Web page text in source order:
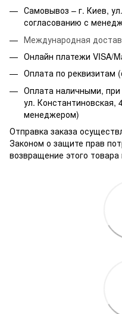
Самовывоз – г. Киев,
согласованию с
Международная
Онлайн платежи VISA/
Оплата по реквизитам
Оплата наличными,
ул. Константиновская,
менеджером)
Отправка заказа
Законом о защите прав
возвращение этого